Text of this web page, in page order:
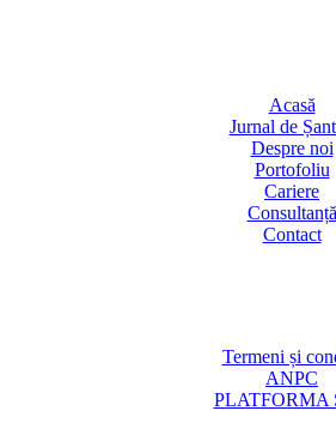
Acasă
Jurnal de
Despre noi
Portofoliu
Cariere
Consultanță
Contact
Termeni și
ANPC
PLATFORMA